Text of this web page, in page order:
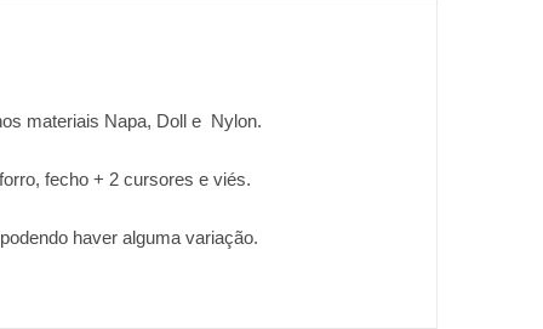
materiais Napa, Doll e Nylon.
fecho + 2 cursores e viés.
haver alguma variação.